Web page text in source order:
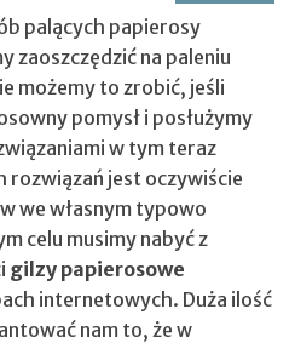
palących papierosy
zaoszczędzić na paleniu
możemy to zrobić, jeśli
pomysł i posłużymy
w tym teraz
rozwiązań jest oczywiście
we własnym typowo
celu musimy nabyć z
gilzy papierosowe
internetowych. Duża ilość
nam to, że w